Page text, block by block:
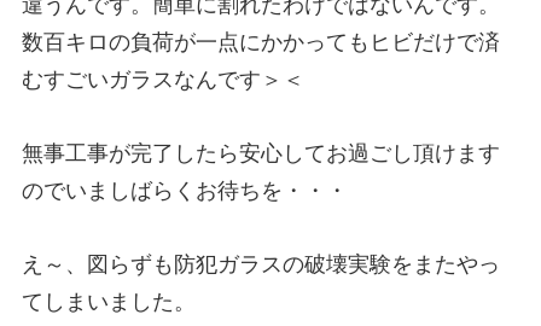
違うんです。簡単に割れたわけではないんです。
数百キロの負荷が一点にかかってもヒビだけで済
むすごいガラスなんです＞＜
無事工事が完了したら安心してお過ごし頂けます
のでいましばらくお待ちを・・・
え～、図らずも防犯ガラスの破壊実験をまたやっ
てしまいました。